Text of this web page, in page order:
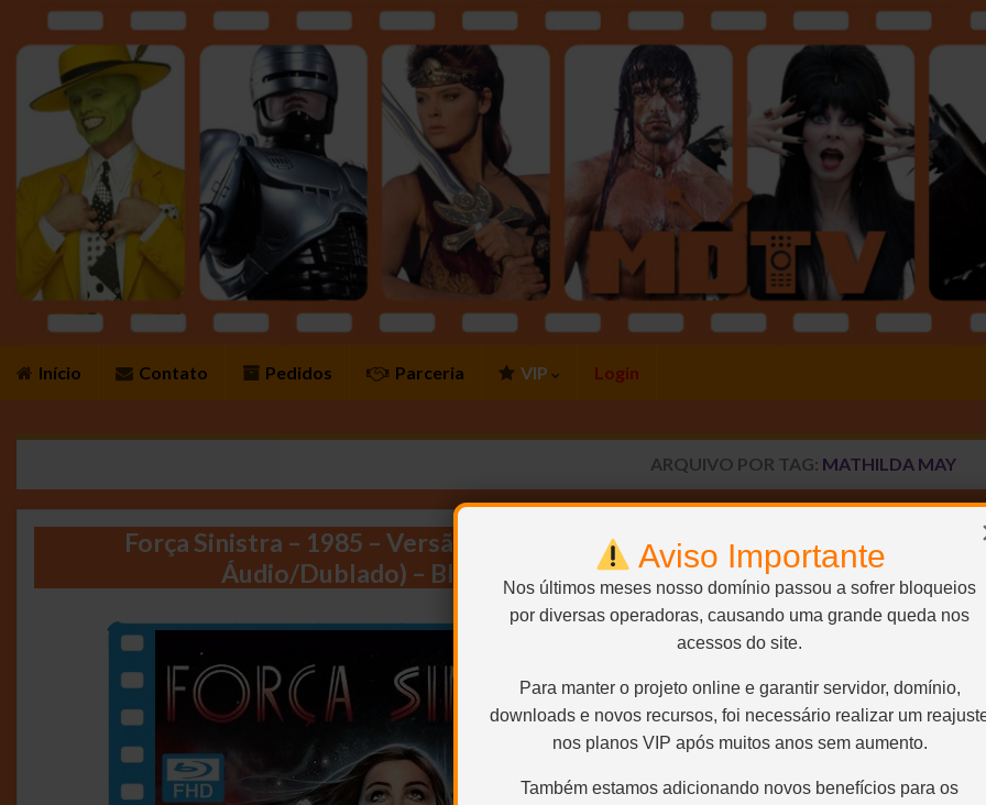
Aviso Importante
Nos últimos meses nosso domínio passou a sofrer bloqueios
por diversas operadoras, causando uma grande queda nos
acessos do site.
Para manter o projeto online e garantir servidor, domínio,
downloads e novos recursos, foi necessário realizar um
nos planos VIP após muitos anos sem aumento.
Também estamos adicionando novos benefícios para os
Início Contato Pedidos Parceria VIP Login
ARQUIVO POR TAG: MATHILDA MAY
Força Sinistra – 1985 – Versão do Diretor – (Trial
Áudio/Dublado) – Bluray 1080p